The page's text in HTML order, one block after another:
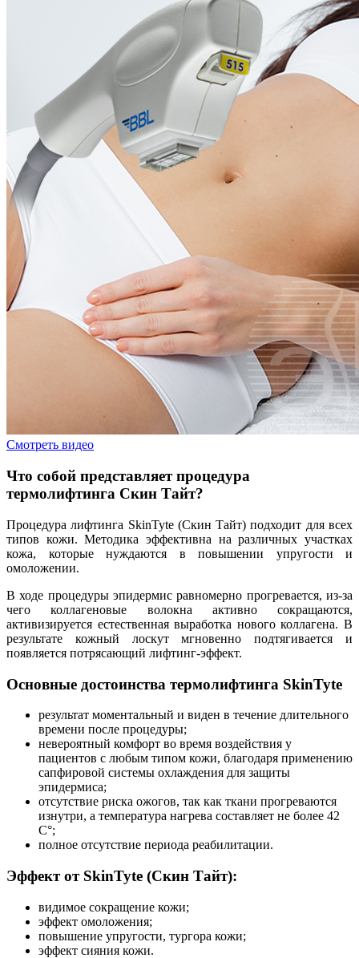
Смотреть видео
Что собой представляет процедура
термолифтинга Скин Тайт?
Процедура лифтинга SkinTyte (Скин Тайт) подходит для всех
типов кожи. Методика эффективна на различных участках
кожа, которые нуждаются в повышении упругости и
омоложении.
В ходе процедуры эпидермис равномерно прогревается, из-за
чего коллагеновые волокна активно сокращаются,
активизируется естественная выработка нового коллагена. В
результате кожный лоскут мгновенно подтягивается и
появляется потрясающий лифтинг-эффект.
Основные достоинства термолифтинга SkinTyte
результат моментальный и виден в течение длительного
времени после процедуры;
невероятный комфорт во время воздействия у
пациентов с любым типом кожи, благодаря применению
сапфировой системы охлаждения для защиты
эпидермиса;
отсутствие риска ожогов, так как ткани прогреваются
изнутри, а температура нагрева составляет не более 42
С°;
полное отсутствие периода реабилитации.
Эффект от SkinTyte (Скин Тайт):
видимое сокращение кожи;
эффект омоложения;
повышение упругости, тургора кожи;
эффект сияния кожи.